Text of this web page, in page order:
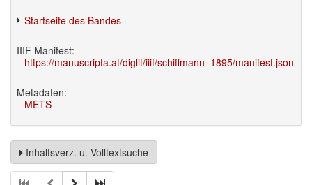
Startseite des Bandes
IIIF Manifest:
https://manuscripta.at/diglit/iiif/schiffmann_1895/manifest.json
Metadaten:
METS
Inhaltsverz. u. Volltextsuche